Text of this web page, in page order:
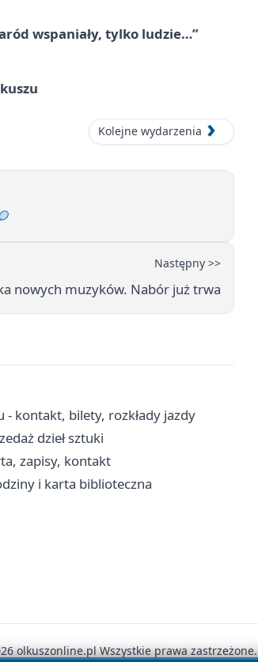
wspaniały, tylko ludzie…”
Kolejne wydarzenia
Następny >>
nowych muzyków. Nabór już trwa
kontakt, bilety, rozkłady jazdy
dzieł sztuki
zapisy, kontakt
i karta biblioteczna
olkuszonline.pl Wszystkie prawa zastrzeżone.